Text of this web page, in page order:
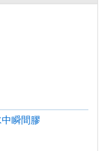
瞬間膠